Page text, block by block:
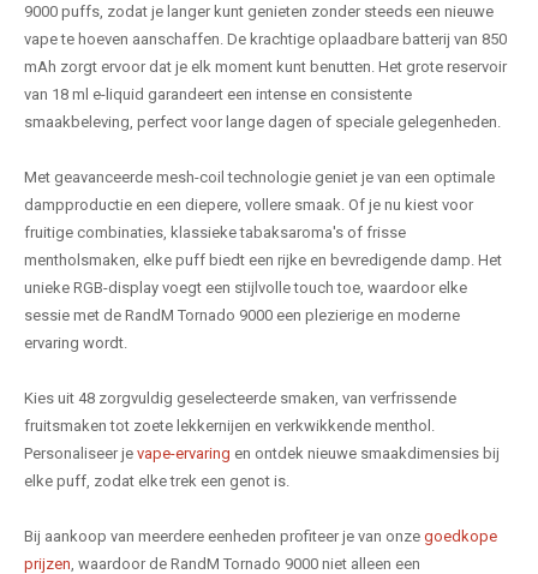
9000 puffs, zodat je langer kunt genieten zonder steeds een nieuwe
vape te hoeven aanschaffen. De krachtige oplaadbare batterij van 850
mAh zorgt ervoor dat je elk moment kunt benutten. Het grote reservoir
van 18 ml e-liquid garandeert een intense en consistente
smaakbeleving, perfect voor lange dagen of speciale gelegenheden.
Met geavanceerde mesh-coil technologie geniet je van een optimale
dampproductie en een diepere, vollere smaak. Of je nu kiest voor
fruitige combinaties, klassieke tabaksaroma's of frisse
mentholsmaken, elke puff biedt een rijke en bevredigende damp. Het
unieke RGB-display voegt een stijlvolle touch toe, waardoor elke
sessie met de RandM Tornado 9000 een plezierige en moderne
ervaring wordt.
Kies uit 48 zorgvuldig geselecteerde smaken, van verfrissende
fruitsmaken tot zoete lekkernijen en verkwikkende menthol.
Personaliseer je vape-ervaring en ontdek nieuwe smaakdimensies bij
elke puff, zodat elke trek een genot is.
Bij aankoop van meerdere eenheden profiteer je van onze goedkope
prijzen , waardoor de RandM Tornado 9000 niet alleen een